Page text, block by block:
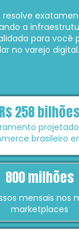
resolve
a
para você
no varejo digital.
R$ 258 bilhões
800 milhões
brasileiro
mensais nos
marketplaces